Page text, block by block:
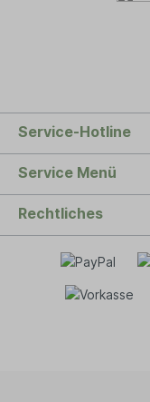
Service-Hotline
Service Menü
Rechtliches